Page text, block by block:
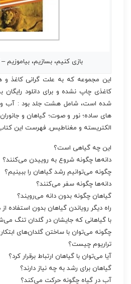
بازی کنیم، بسازیم، بیاموزیم
این مجموعه که به علت گرانی کاغذ
کاغذی چاپ نشده و برای دانلود رایگان
شده است، شامل هشت جلد بود : آب
های ساده؛ نور و صوت؛ گیاهان و
الکتریسته و مغناطیس. فهرست این
این چه گیاهی است؟
دانه‌ها‌ چگونه شروع به روییدن می‌‌کنند؟
چگونه می‌‌توانیم رشد گیاهان را ببینیم؟
دانه‌ها‌ چگونه سفر می‌‌کنند؟
گیاهان چگونه بدون دانه می‌‌رویند؟
راه دیگر رویاندن گیاهان بدون استفاده
با گیاهانی که جایشان در گلدان تنگ
چگونه می‌‌توان با ساختن گلدان‌ها‌ی
‌تراریوم چیست؟
آیا می‌‌توان با گیاهان ارتباط برقرار کرد؟
گیاهان برای رشد به چه نیاز دارند؟
آب در گیاه چگونه حرکت می‌‌کند؟